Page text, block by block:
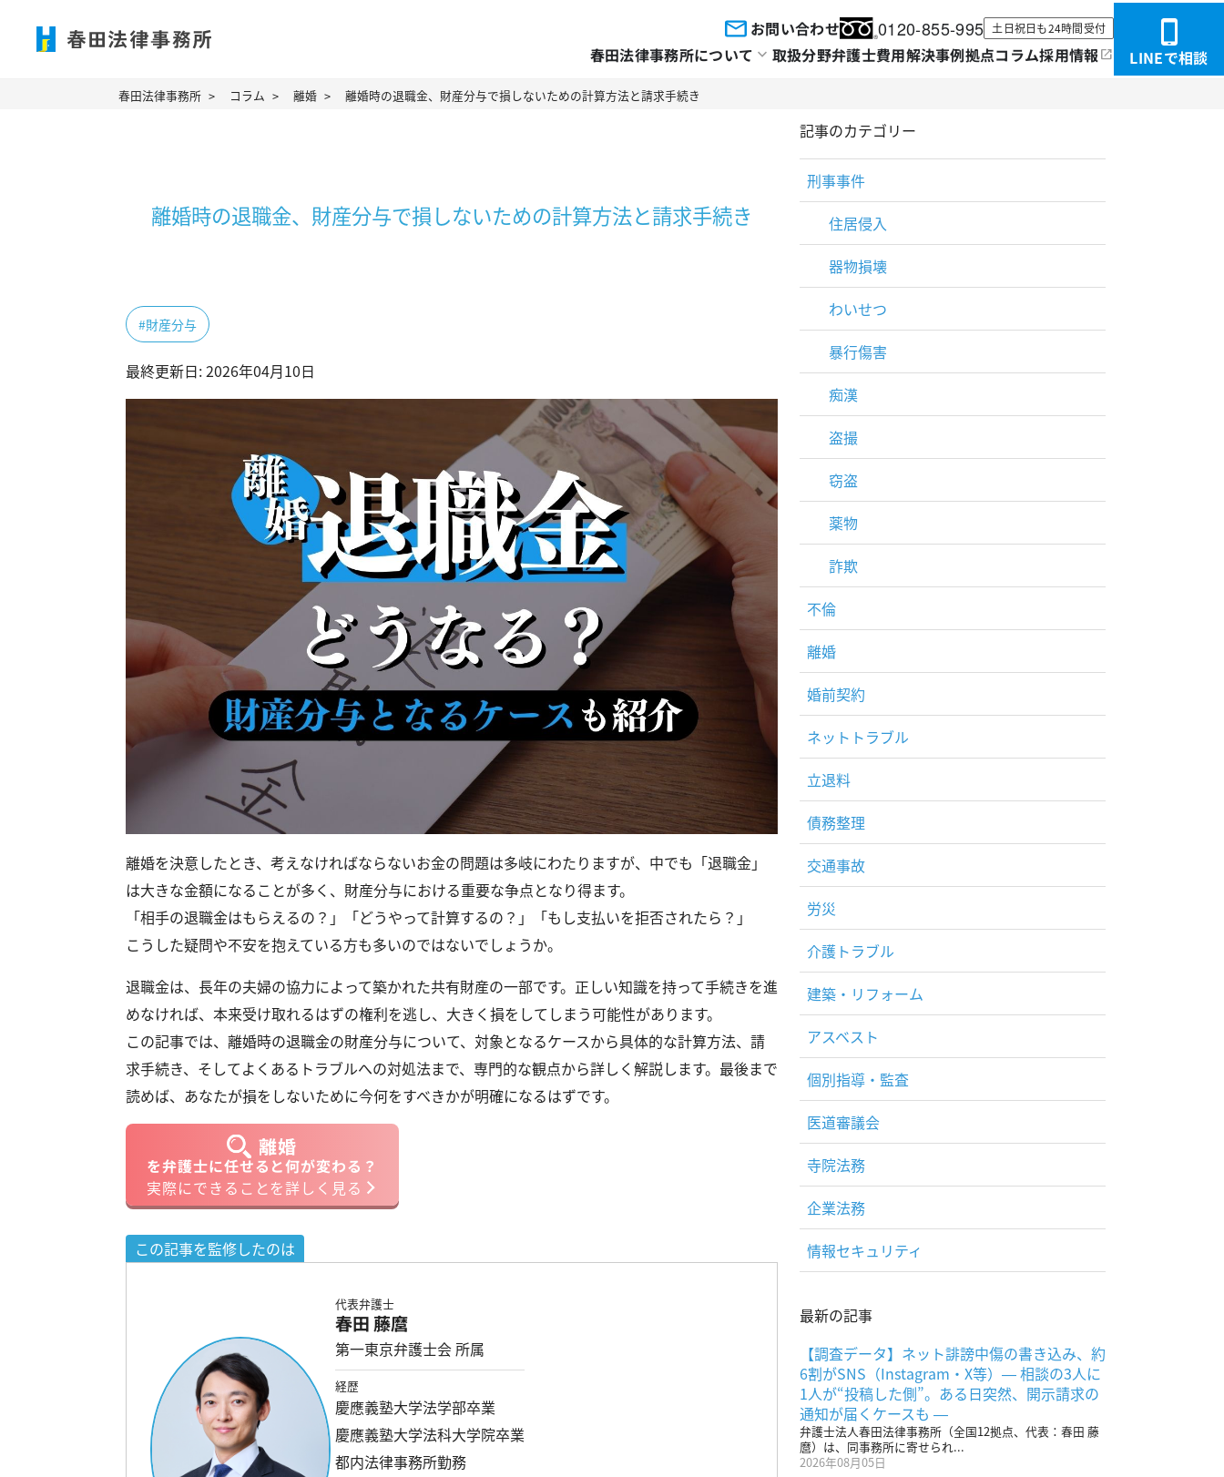
お問い合わせ 0120-855-995 土日祝日も24時間受付
春田法律事務所について 取扱分野弁護士費用解決事例拠点コラム採用情報 LINEで相談
春田法律事務所 コラム 離婚 離婚時の退職金、財産分与で損しないための計算方法と請求手続き
離婚時の退職金、財産分与で損しないための計算方法と請求手続き
#財産分与
最終更新日: 2026年04月10日
離婚を決意したとき、考えなければならないお金の問題は多岐にわたりますが、中でも「退職金」
は大きな金額になることが多く、財産分与における重要な争点となり得ます。
「相手の退職金はもらえるの？」「どうやって計算するの？」「もし支払いを拒否されたら？」
こうした疑問や不安を抱えている方も多いのではないでしょうか。
退職金は、長年の夫婦の協力によって築かれた共有財産の一部です。正しい知識を持って手続きを進
めなければ、本来受け取れるはずの権利を逃し、大きく損をしてしまう可能性があります。
この記事では、離婚時の退職金の財産分与について、対象となるケースから具体的な計算方法、請
求手続き、そしてよくあるトラブルへの対処法まで、専門的な観点から詳しく解説します。最後まで
読めば、あなたが損をしないために今何をすべきかが明確になるはずです。
離婚
を弁護士に任せると何が変わる？
実際にできることを詳しく見る
この記事を監修したのは
代表弁護士
春田 藤麿
第一東京弁護士会 所属
経歴
慶應義塾大学法学部卒業
慶應義塾大学法科大学院卒業
都内法律事務所勤務
記事のカテゴリー
刑事事件
住居侵入
器物損壊
わいせつ
暴行傷害
痴漢
盗撮
窃盗
薬物
詐欺
不倫
離婚
婚前契約
ネットトラブル
立退料
債務整理
交通事故
労災
介護トラブル
建築・リフォーム
アスベスト
個別指導・監査
医道審議会
寺院法務
企業法務
情報セキュリティ
最新の記事
【調査データ】ネット誹謗中傷の書き込み、約
6割がSNS（Instagram・X等）― 相談の3人に
1人が“投稿した側”。ある日突然、開示請求の
通知が届くケースも ―
弁護士法人春田法律事務所（全国12拠点、代表：春田 藤
麿）は、同事務所に寄せられ...
2026年08月05日